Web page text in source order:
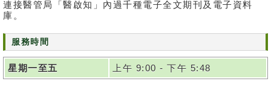
關
我
們
聯
連接醫管局「醫啟知」內過千種電子全文期刊及電子資料
庫。
服務時間
星期一至五 上午 9:00 - 下午 5:48